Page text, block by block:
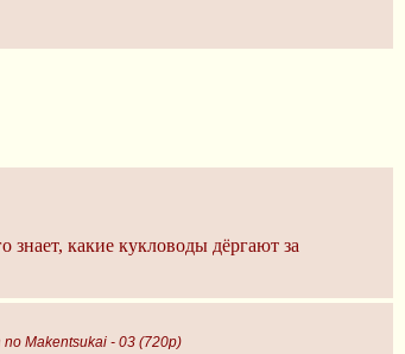
какие кукловоды дёргают за
Makentsukai - 03 (720p)